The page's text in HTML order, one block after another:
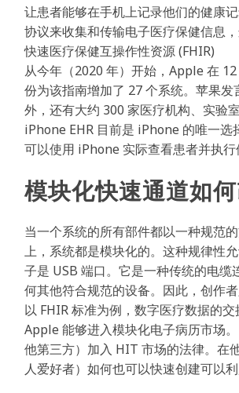
让患者能够在手机上记录他们的健康
协议来收集和传输电子医疗保健信息
快速医疗保健互操作性资源 (FHIR)
从今年（2020 年）开始，Apple 在
份为该指南增加了 27 个系统。苹果
外，还有大约 300 家医疗机构、实验
iPhone EHR 目前是 iPhone 的唯一
可以使用 iPhone 实际查看患者并执
模块化快速通道如
当一个系统的所有部件都以一种规范
上，系统都是模块化的。这种规律性
子是 USB 端口。它是一种传统的电
何其他符合规范的设备。因此，创作
以 FHIR 标准为例，数字医疗数据的
Apple 能够进入模块化电子病历市场
他第三方）加入 HIT 市场的法律。在
人爱好者）如何也可以快速创建可以